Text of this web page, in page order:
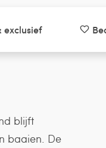
blijft
baaien. De
exclusief